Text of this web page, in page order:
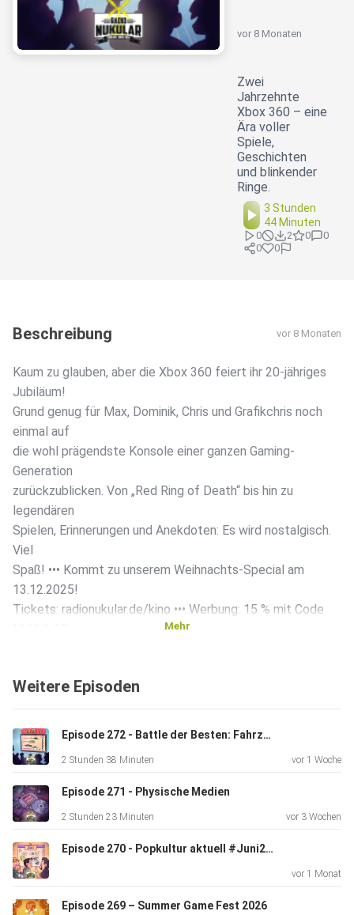
vor 8 Monaten
Zwei
Jahrzehnte
Xbox 360 – eine
Ära voller
Spiele,
Geschichten
und blinkender
Ringe.
3 Stunden
44 Minuten
0 2 0
0
0
0
Beschreibung vor 8 Monaten
Kaum zu glauben, aber die Xbox 360 feiert ihr 20-jähriges
Jubiläum!
Grund genug für Max, Dominik, Chris und Grafikchris noch
einmal auf
die wohl prägendste Konsole einer ganzen Gaming-
Generation
zurückzublicken. Von „Red Ring of Death“ bis hin zu
legendären
Spielen, Erinnerungen und Anekdoten: Es wird nostalgisch.
Viel
Spaß! ••• Kommt zu unserem Weihnachts-Special am
13.12.2025!
Tickets: radionukular.de/kino ••• Werbung: 15 % mit Code
Support! ••• Timecodes: 00:00:00 Werbung: Gamers Only •
Intro • 00:02:44 Vorgespräch • 00:59:08 Werbung: NTG
Weihnachts-Special • 01:01:58 Hauptthema: 20 Jahre Xbox
360 •
03:42:02 Werbung: Gamers Only
Mehr
Weitere Episoden
Episode 272 - Battle der Besten: Fahrzeuge der Popkultur
2 Stunden 38 Minuten vor 1 Woche
Episode 271 - Physische Medien
2 Stunden 23 Minuten vor 3 Wochen
Episode 270 - Popkultur aktuell #Juni2026
vor 1 Monat
Episode 269 – Summer Game Fest 2026